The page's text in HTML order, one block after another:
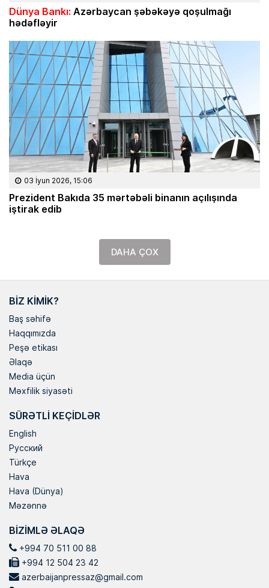
Dünya Bankı: Azərbaycan şəbəkəyə qoşulmağı
hədəfləyir
03 İyun 2026, 15:06
Prezident Bakıda 35 mərtəbəli binanın açılışında
iştirak edib
DAHA ÇOX
BIZ KIMIK?
Baş səhifə
Haqqımızda
Peşə etikası
Əlaqə
Media üçün
Məxfilik siyasəti
SÜRƏTLI KEÇIDLƏR
English
Русский
Türkçe
Hava
Hava (Dünya)
Məzənnə
BIZIMLƏ ƏLAQƏ
+994 70 511 00 88
+994 12 504 23 42
azerbaijanpressaz@gmail.com